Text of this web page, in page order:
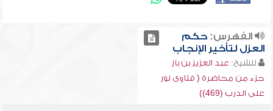
الفهرس:حكم
العزل لتأخير الإنجاب
للشيخ: عبد العزيز بن باز
جزء من محاضرة ( فتاوى نور
على الدرب (469))